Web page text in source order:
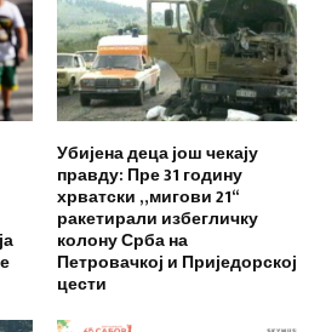
Убијена деца још чекају
правду: Пре 31 годину
хрватски „мигови 21“
ракетирали избегличку
колону Срба на
Петровачкој и Приједорској
цести